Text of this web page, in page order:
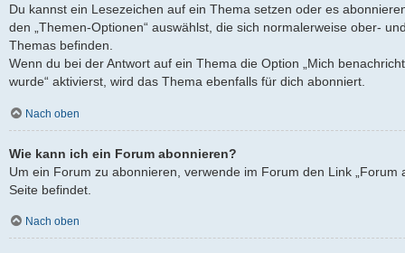
Du kannst ein Lesezeichen auf ein Thema setzen oder es
den „Themen-Optionen“ auswählst, die sich normalerweise ober-
Themas befinden.
Wenn du bei der Antwort auf ein Thema die Option „Mich
wurde“ aktivierst, wird das Thema ebenfalls für dich abonniert.
Nach oben
Wie kann ich ein Forum abonnieren?
Um ein Forum zu abonnieren, verwende im Forum den Link „Forum
Seite befindet.
Nach oben